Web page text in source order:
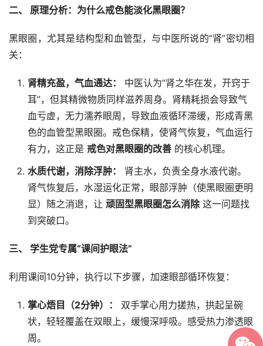
二、 原理分析：为什么戒色能淡化黑眼圈？
黑眼圈，尤其是结构型和血管型，与中医所说的“肾”密切相
关：
肾精充盈，气血通达：
中医认为“肾之华在发，开窍于
耳”，但其精微物质同样滋养周身。肾精耗损会导致气
血亏虚，无力濡养眼周，导致血液循环滞缓，形成青黑
色的血管型黑眼圈。戒色保精，使肾气恢复，气血运行
有力，这正是 戒色对黑眼圈的改善 的核心机理。
水质代谢，消除浮肿：
肾主水，负责全身水液代谢。
肾气恢复后，水湿运化正常，眼部浮肿（使黑眼圈更明
显）随之消退，让 顽固型黑眼圈怎么消除这一问题找
到突破口。
三、 学生党专属“课间护眼法”
利用课间10分钟，执行以下步骤，加速眼部循环恢复：
掌心焐目（2分钟）：
双手掌心用力搓热，拱起呈碗
状，轻轻覆盖在双眼上，缓慢深呼吸。感受热力渗透眼
周。